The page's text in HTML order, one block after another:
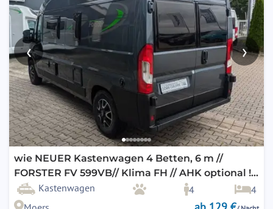
‹ ›
wie NEUER Kastenwagen 4 Betten, 6 m //
FORSTER FV 599VB// Klima FH // AHK optional ! /
2er Fahrradträger optional / E-Bike fähig !
Kastenwagen 4
4